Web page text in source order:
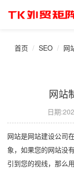
首页 SEO 网
网站
日期:
网站是网站建设公司
象，如果您的网站没
引到您的视线，那么